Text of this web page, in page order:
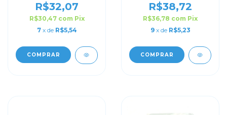
R$32,07
R$30,47 com Pix
7 x de R$5,54
COMPRAR
R$38,72
R$36,78 com Pix
9 x de R$5,23
COMPRAR